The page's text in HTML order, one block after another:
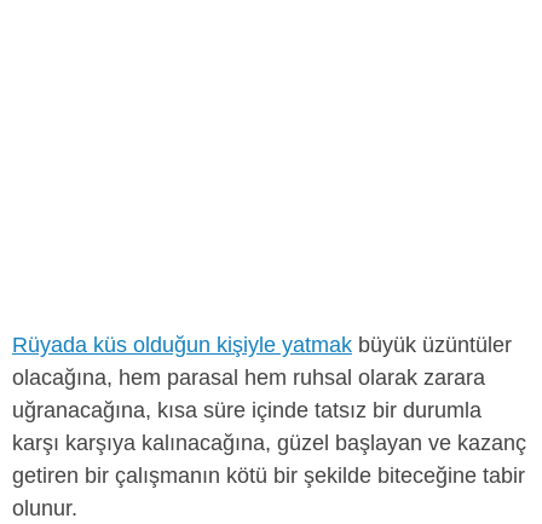
Rüyada küs olduğun kişiyle yatmak büyük üzüntüler
olacağına, hem parasal hem ruhsal olarak zarara
uğranacağına, kısa süre içinde tatsız bir durumla
karşı karşıya kalınacağına, güzel başlayan ve kazanç
getiren bir çalışmanın kötü bir şekilde biteceğine tabir
olunur.